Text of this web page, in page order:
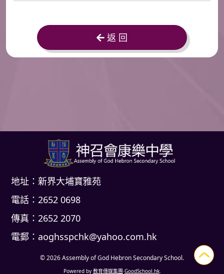
返 回
地址：新界大埔寶雅苑
電話：2652 0698
傳真：2652 2070
電郵： aoghsspchk@yahoo.com.hk
© 2026Assembly of God Hebron Secondary School.
Powered by 教育傳媒集團‧GoodSchool.hk.